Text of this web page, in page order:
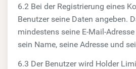
6.2 Bei der Registrierung eines
Benutzer seine Daten angeben.
mindestens seine E-Mail-
sein Name, seine Adresse und
6.3 Der Benutzer wird Holder